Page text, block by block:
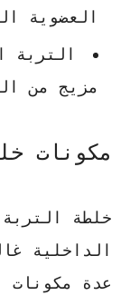
العضوية
التربة
مزيج من
مكونات
خلطة
الداخلية
عدة مكونات